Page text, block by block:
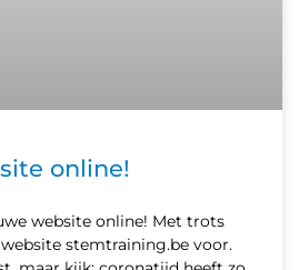
online!
website online! Met trots
stemtraining.be voor.